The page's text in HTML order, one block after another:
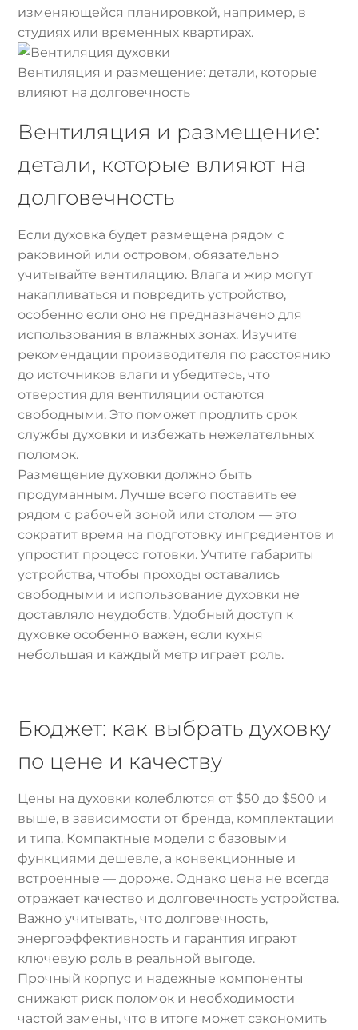
изменяющейся планировкой, например, в
студиях или временных квартирах.
Вентиляция и размещение: детали, которые
влияют на долговечность
Вентиляция и размещение:
детали, которые влияют на
долговечность
Если духовка будет размещена рядом с
раковиной или островом, обязательно
учитывайте вентиляцию. Влага и жир могут
накапливаться и повредить устройство,
особенно если оно не предназначено для
использования в влажных зонах. Изучите
рекомендации производителя по расстоянию
до источников влаги и убедитесь, что
отверстия для вентиляции остаются
свободными. Это поможет продлить срок
службы духовки и избежать нежелательных
поломок.
Размещение духовки должно быть
продуманным. Лучше всего поставить ее
рядом с рабочей зоной или столом — это
сократит время на подготовку ингредиентов и
упростит процесс готовки. Учтите габариты
устройства, чтобы проходы оставались
свободными и использование духовки не
доставляло неудобств. Удобный доступ к
духовке особенно важен, если кухня
небольшая и каждый метр играет роль.
Бюджет: как выбрать духовку
по цене и качеству
Цены на духовки колеблются от $50 до $500 и
выше, в зависимости от бренда, комплектации
и типа. Компактные модели с базовыми
функциями дешевле, а конвекционные и
встроенные — дороже. Однако цена не всегда
отражает качество и долговечность устройства.
Важно учитывать, что долговечность,
энергоэффективность и гарантия играют
ключевую роль в реальной выгоде.
Прочный корпус и надежные компоненты
снижают риск поломок и необходимости
частой замены, что в итоге может сэкономить